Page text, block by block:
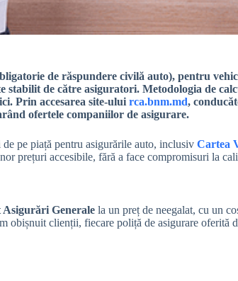
de răspundere civilă auto), pentru
de către asiguratori. Metodologia de
Prin accesarea site-ului rca.bnm.md,
ofertele companiilor de asigurare.
pe piață pentru asigurările auto, inclusiv Cartea
prețuri accesibile, fără a face compromisuri la
Asigurări Generale la un preț de neegalat, cu un
obișnuit clienții, fiecare poliță de asigurare oferită